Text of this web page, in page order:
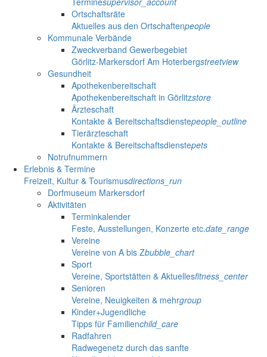
Ortschaftsräte
Aktuelles aus den Ortschaftenpeople
Kommunale Verbände
Zweckverband Gewerbegebiet
Görlitz-Markersdorf Am Hoterbergstreetview
Gesundheit
Apothekenbereitschaft
Apothekenbereitschaft in Görlitzstore
Ärzteschaft
Kontakte & Bereitschaftsdienstepeople_outline
Tierärzteschaft
Kontakte & Bereitschaftsdienstepets
Notrufnummern
Erlebnis & Termine
Freizeit, Kultur & Tourismusdirections_run
Dorfmuseum Markersdorf
Aktivitäten
Terminkalender
Feste, Ausstellungen, Konzerte etc.date_range
Vereine
Vereine von A bis Zbubble_chart
Sport
Vereine, Sportstätten & Aktuellesfitness_center
Senioren
Vereine, Neuigkeiten & mehrgroup
Kinder+Jugendliche
Tipps für Familienchild_care
Radfahren
Radwegenetz durch das sanfte